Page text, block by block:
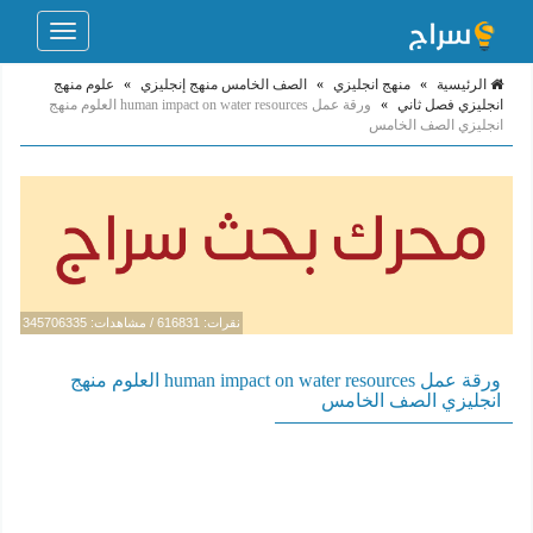
Toggle
الرئيسية » منهج انجليزي » الصف الخامس منهج إنجليزي »
علوم منهج
انجليزي فصل ثاني »
ورقة عمل human impact on water resources العلوم منهج
انجليزي الصف الخامس
نقرات: 616831 / مشاهدات: 345706335
ورقة عمل human impact on water resources العلوم منهج
انجليزي الصف الخامس